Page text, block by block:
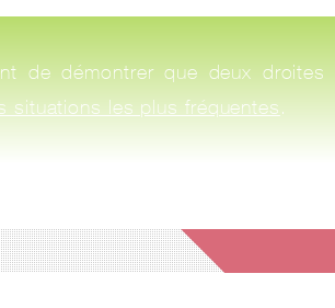
de démontrer que deux
situations les plus fréquentes.